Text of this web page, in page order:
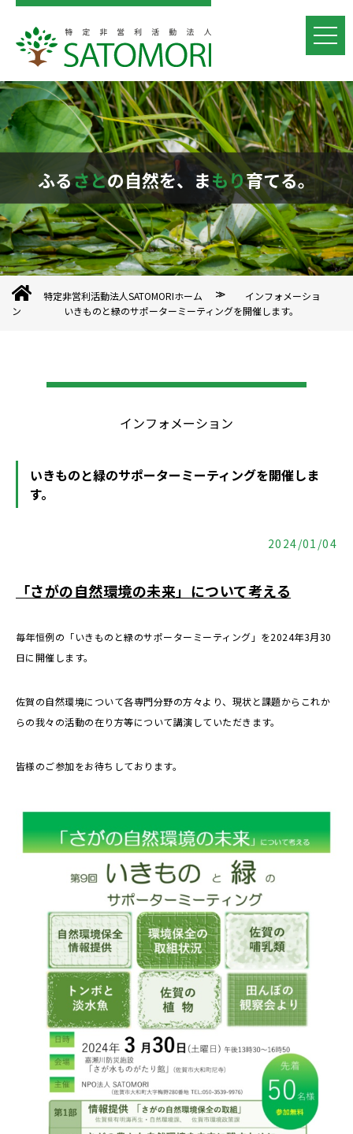
ふるさとの自然を、まもり育てる。
特定非営利活動法人SATOMORIホーム
インフォメーショ
ン
いきものと緑のサポーターミーティングを開催します。
インフォメーション
いきものと緑のサポーターミーティングを開催しま
す。
2024/01/04
「さがの自然環境の未来」について考える
毎年恒例の「いきものと緑のサポーターミーティング」を2024年3月30
日に開催します。
佐賀の自然環境について各専門分野の方々より、現状と課題からこれか
らの我々の活動の在り方等について講演していただきます。
皆様のご参加をお待ちしております。